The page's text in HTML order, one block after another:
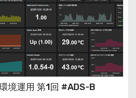
境運用 第1回 #ADS-B